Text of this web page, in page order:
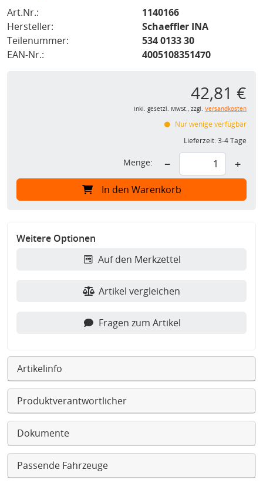
Art.Nr.:
1140166
Hersteller:
Schaeffler INA
Teilenummer:
534 0133 30
EAN-Nr.:
4005108351470
42,81 €
inkl. gesetzl. MwSt., zzgl. Versandkosten
Nur wenige verfügbar
Lieferzeit:3-4 Tage
Menge: − +
In den Warenkorb
Weitere Optionen
Auf den Merkzettel
Artikel vergleichen
Fragen zum Artikel
Artikelinfo
Produktverantwortlicher
Dokumente
Passende Fahrzeuge